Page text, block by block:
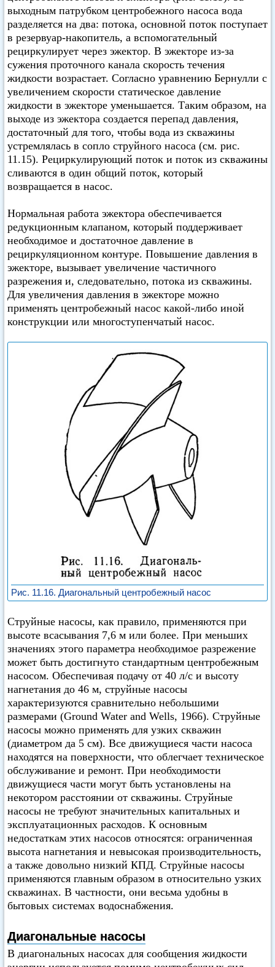
выходным патрубком центробежного насоса вода
разделяется на два: потока, основной поток поступает
в резервуар-накопитель, а вспомогательный
рециркулирует через эжектор. В эжекторе из-за
сужения проточного канала скорость течения
жидкости возрастает. Согласно уравнению Бернулли с
увеличением скорости статическое давление
жидкости в эжекторе уменьшается. Таким образом, на
выходе из эжектора создается перепад давления,
достаточный для того, чтобы вода из скважины
устремлялась в сопло струйного насоса (см. рис.
11.15). Рециркулирующий поток и поток из скважины
сливаются в один общий поток, который
возвращается в насос.
Нормальная работа эжектора обеспечивается
редукционным клапаном, который поддерживает
необходимое и достаточное давление в
рециркуляционном контуре. Повышение давления в
эжекторе, вызывает увеличение частичного
разрежения и, следовательно, потока из скважины.
Для увеличения давления в эжекторе можно
применять центробежный насос какой-либо иной
конструкции или многоступенчатый насос.
Рис. 11.16. Диагональный центробежный насос
Струйные насосы, как правило, применяются при
высоте всасывания 7,6 м или более. При меньших
значениях этого параметра необходимое разрежение
может быть достигнуто стандартным центробежным
насосом. Обеспечивая подачу от 40 л/с и высоту
нагнетания до 46 м, струйные насосы
характеризуются сравнительно небольшими
размерами (Ground Water and Wells, 1966). Струйные
насосы можно применять для узких скважин
(диаметром да 5 см). Все движущиеся части насоса
находятся на поверхности, что облегчает техническое
обслуживание и ремонт. При необходимости
движущиеся части могут быть установлены на
некотором расстоянии от скважины. Струйные
насосы не требуют значительных капитальных и
эксплуатационных расходов. К основным
недостаткам этих насосов относятся: ограниченная
высота нагнетания и невысокая производительность,
а также довольно низкий КПД. Струйные насосы
применяются главным образом в относительно узких
скважинах. В частности, они весьма удобны в
бытовых системах водоснабжения.
Диагональные насосы
В диагональных насосах для сообщения жидкости